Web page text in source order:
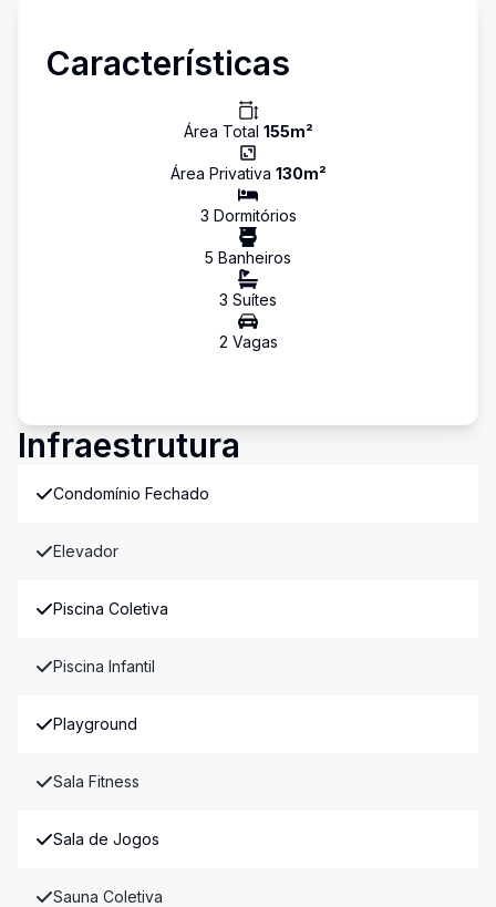
Características
Área Total 155m²
Área Privativa 130m²
3 Dormitórios
5 Banheiros
3 Suítes
2 Vagas
Infraestrutura
Condomínio Fechado
Elevador
Piscina Coletiva
Piscina Infantil
Playground
Sala Fitness
Sala de Jogos
Sauna Coletiva